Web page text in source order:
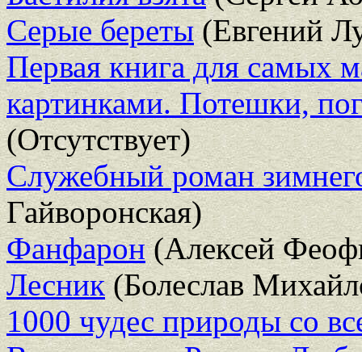
Серые береты(Евгений
Первая книга для самых
картинками. Потешки,
(Отсутствует)
Служебный роман
Гайворонская)
Фанфарон(Алексей
Лесник(Болеслав
1000 чудес природы со